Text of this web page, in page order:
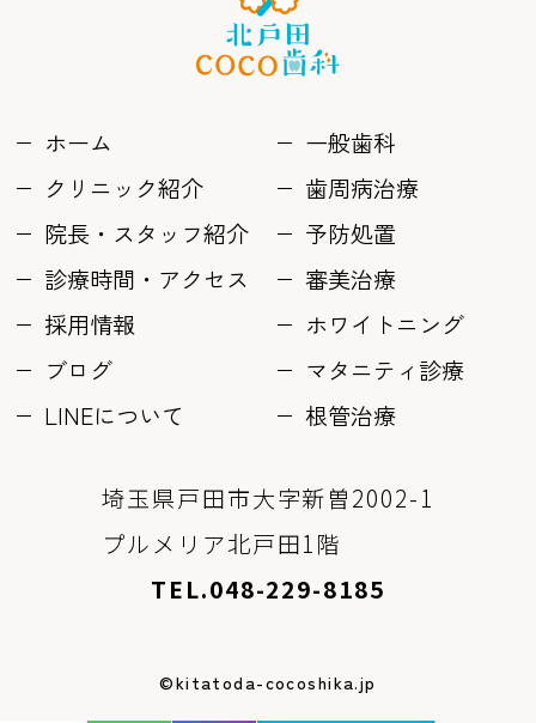
ホーム
一般歯科
クリニック紹介
歯周病治療
院長・スタッフ紹介
予防処置
診療時間・アクセス
審美治療
採用情報
ホワイトニング
ブログ
マタニティ診療
LINEについて
根管治療
埼玉県戸田市大字新曽2002-1
プルメリア北戸田1階
TEL.048-229-8185
©kitatoda-cocoshika.jp